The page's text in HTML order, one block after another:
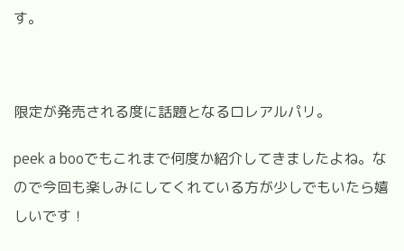
す。
限定が発売される度に話題となるロレアルパリ。
peek a booでもこれまで何度か紹介してきましたよね。な
ので今回も楽しみにしてくれている方が少しでもいたら嬉
しいです！